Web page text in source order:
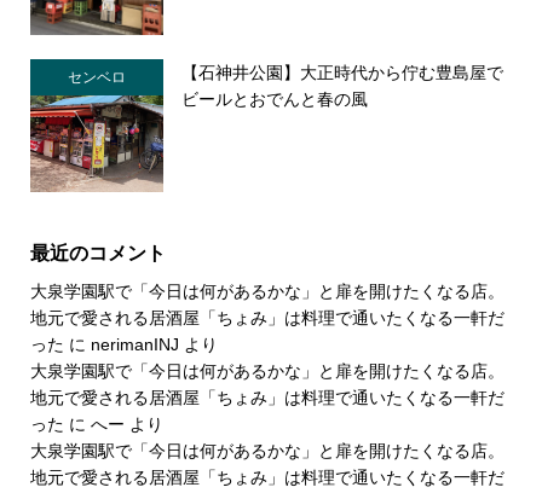
センベロ
【石神井公園】大正時代から佇む豊島屋で
ビールとおでんと春の風
最近のコメント
大泉学園駅で「今日は何があるかな」と扉を開けたくなる店。
地元で愛される居酒屋「ちょみ」は料理で通いたくなる一軒だ
った に nerimanINJ より
大泉学園駅で「今日は何があるかな」と扉を開けたくなる店。
地元で愛される居酒屋「ちょみ」は料理で通いたくなる一軒だ
った に へー より
大泉学園駅で「今日は何があるかな」と扉を開けたくなる店。
地元で愛される居酒屋「ちょみ」は料理で通いたくなる一軒だ